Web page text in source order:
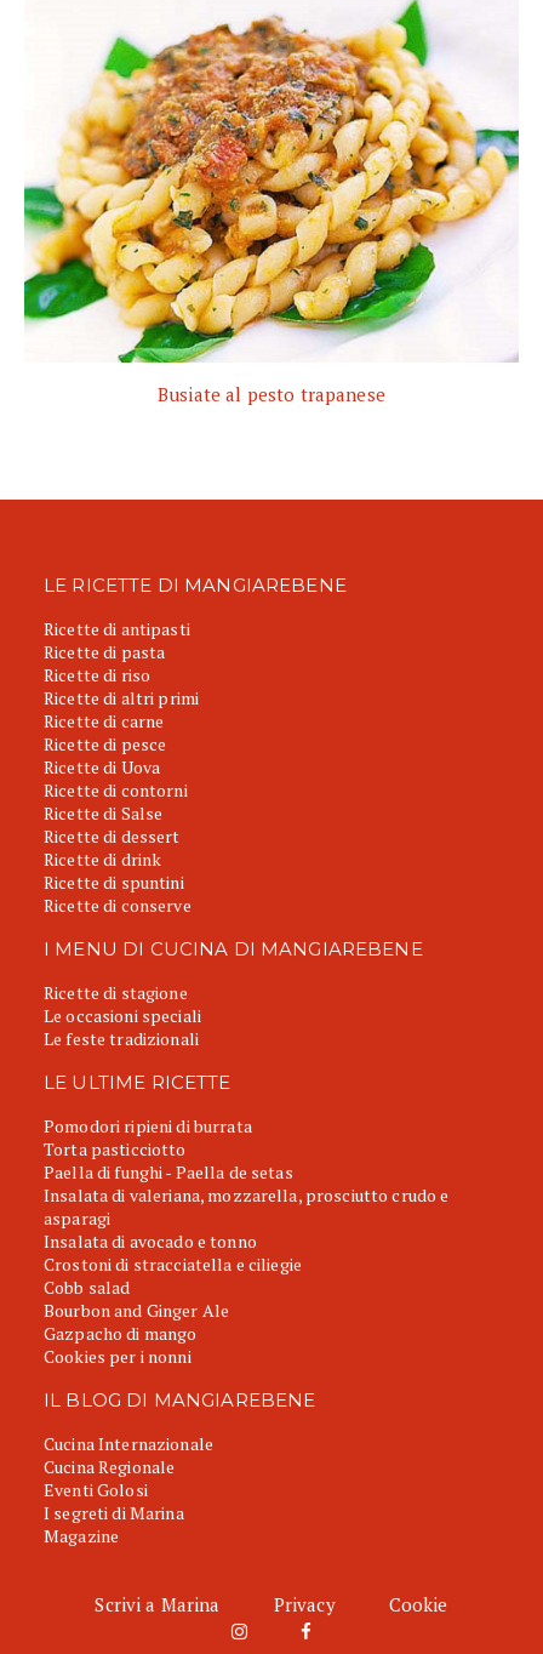
Busiate al pesto trapanese
LE RICETTE DI MANGIAREBENE
Ricette di antipasti
Ricette di pasta
Ricette di riso
Ricette di altri primi
Ricette di carne
Ricette di pesce
Ricette di Uova
Ricette di contorni
Ricette di Salse
Ricette di dessert
Ricette di drink
Ricette di spuntini
Ricette di conserve
I MENU DI CUCINA DI MANGIAREBENE
Ricette di stagione
Le occasioni speciali
Le feste tradizionali
LE ULTIME RICETTE
Pomodori ripieni di burrata
Torta pasticciotto
Paella di funghi - Paella de setas
Insalata di valeriana, mozzarella, prosciutto crudo e
asparagi
Insalata di avocado e tonno
Crostoni di stracciatella e ciliegie
Cobb salad
Bourbon and Ginger Ale
Gazpacho di mango
Cookies per i nonni
IL BLOG DI MANGIAREBENE
Cucina Internazionale
Cucina Regionale
Eventi Golosi
I segreti di Marina
Magazine
Scrivi a Marina Privacy Cookie